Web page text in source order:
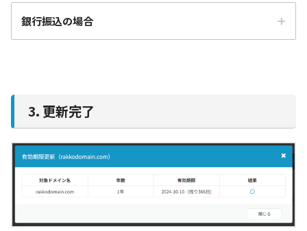
銀行振込の場合
3. 更新完了